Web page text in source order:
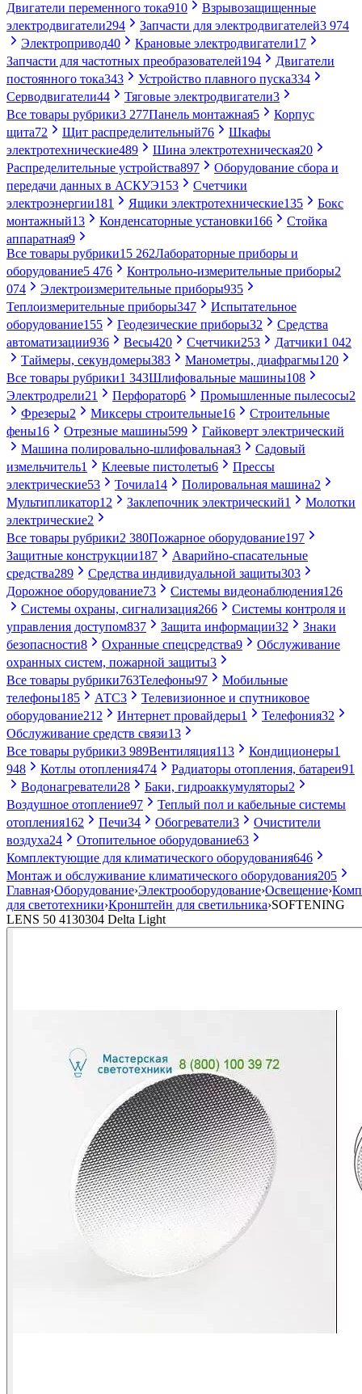
Двигатели переменного тока910
Взрывозащищенные
электродвигатели294 Запчасти для электродвигателей3 974
Электропривод40 Крановые электродвигатели17
Запчасти для частотных преобразователей194
Двигатели
постоянного тока343 Устройство плавного пуска334
Серводвигатели44 Тяговые электродвигатели3
Все товары рубрики3 277Панель монтажная5
Корпус
щита72 Щит распределительный76
Шкафы
электротехнические489 Шина электротехническая20
Распределительные устройства897
Оборудование сбора и
передачи данных в АСКУЭ153
Счетчики
электроэнергии181 Ящики электротехнические135
Бокс
монтажный13 Конденсаторные установки166
Стойка
аппаратная9
Все товары рубрики15 262Лабораторные приборы и
оборудование5 476 Контрольно-измерительные приборы2
074
Электроизмерительные приборы935
Теплоизмерительные приборы347
Испытательное
оборудование155 Геодезические приборы32
Средства
автоматизации936 Весы420 Счетчики253 Датчики1 042
Таймеры, секундомеры383 Манометры, диафрагмы120
Все товары рубрики1 343Шлифовальные машины108
Электродрели21 Перфоратор6 Промышленные пылесосы2
Фрезеры2 Миксеры строительные16
Строительные
фены16 Отрезные машины599
Гайковерт электрический
Машина полировально-шлифовальная3
Садовый
измельчитель1 Клеевые пистолеты6
Прессы
электрические53 Точила14 Полировальная машина2
Мультипликатор12 Заклепочник электрический1
Молотки
электрические2
Все товары рубрики2 380Пожарное оборудование197
Защитные конструкции187
Аварийно-спасательные
средства289 Средства индивидуальной защиты303
Дорожное оборудование73 Системы видеонаблюдения126
Системы охраны, сигнализация266
Системы контроля и
управления доступом837 Защита информации32
Знаки
безопасности8 Охранные спецсредства9
Обслуживание
охранных систем, пожарной защиты3
Все товары рубрики763Телефоны97
Мобильные
телефоны185 АТС3
Телевизионное и спутниковое
оборудование212 Интернет провайдеры1 Телефония32
Обслуживание средств связи13
Все товары рубрики3 989Вентиляция113 Кондиционеры1
948
Котлы отопления474 Радиаторы отопления, батареи91
Водонагреватели28 Баки, гидроаккумуляторы2
Воздушное отопление97
Теплый пол и кабельные системы
отопления162 Печи34 Обогреватели3
Очистители
воздуха24 Отопительное оборудование63
Комплектующие для климатического оборудования646
Монтаж и обслуживание климатического оборудования205
Главная›Оборудование›Электрооборудование›Освещение›
для светотехники›Кронштейн для светильника›SOFTENING
LENS 50 4130304 Delta Light